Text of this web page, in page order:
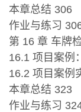
本章总结 306
作业与练习
第 16 章 车牌
16.1 项目案例
16.2 项目案例
本章总结 323
作业与练习